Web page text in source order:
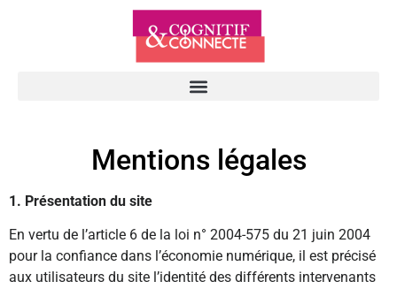
Mentions légales
1. Présentation du site
En vertu de l’article 6 de la loi n° 2004-575 du 21 juin 2004
pour la confiance dans l’économie numérique, il est précisé
aux utilisateurs du site l’identité des différents intervenants